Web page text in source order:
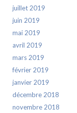
juillet 2019
juin 2019
mai 2019
avril 2019
mars 2019
février 2019
janvier 2019
décembre 2018
novembre 2018